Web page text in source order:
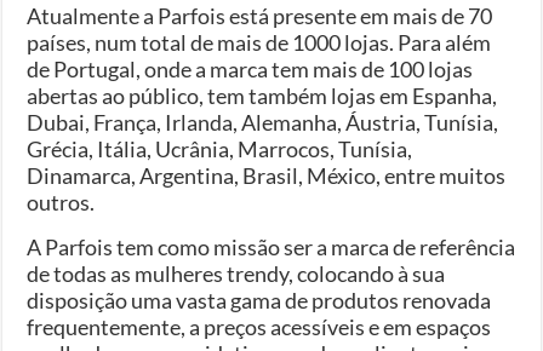
Atualmente a Parfois está presente em mais de 70
países, num total de mais de 1000 lojas. Para além
de Portugal, onde a marca tem mais de 100 lojas
abertas ao público, tem também lojas em Espanha,
Dubai, França, Irlanda, Alemanha, Áustria, Tunísia,
Grécia, Itália, Ucrânia, Marrocos, Tunísia,
Dinamarca, Argentina, Brasil, México, entre muitos
outros.
A Parfois tem como missão ser a marca de referência
de todas as mulheres trendy, colocando à sua
disposição uma vasta gama de produtos renovada
frequentemente, a preços acessíveis e em espaços